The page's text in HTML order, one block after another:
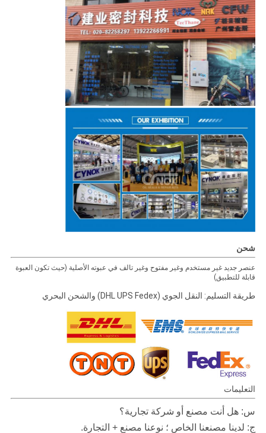
شحن
عنصر جديد غير مستخدم وغير مفتوح وغير تالف في عبوته الأصلية (حيث تكون العبوة
قابلة للتطبيق)
طريقة التسليم: النقل الجوي (DHL UPS Fedex) والشحن البحري
التعليمات
س: هل أنت مصنع أو شركة تجارية؟
ج: لدينا مصنعنا الخاص ؛ نوعنا مصنع + التجارة.